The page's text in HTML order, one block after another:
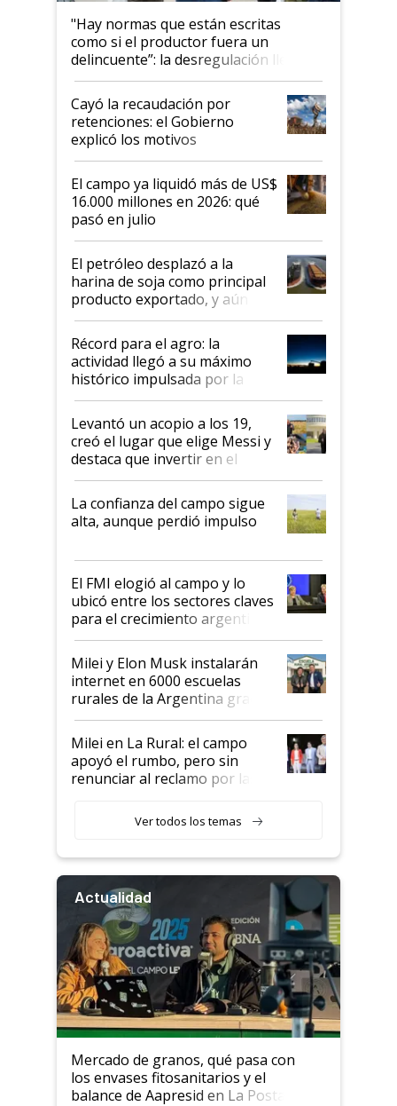
"Hay normas que están escritas
como si el productor fuera un
delincuente”: la desregulación llegó
al Congreso Aapresid y hasta se
habló del financiamiento al IPCVA
Cayó la recaudación por
retenciones: el Gobierno
explicó los motivos
El campo ya liquidó más de US$
16.000 millones en 2026: qué
pasó en julio
El petróleo desplazó a la
harina de soja como principal
producto exportado, y aún así
el agro aportó casi seis de cada
diez dólares y sostuvo el
liderazgo en un semestre
récord
Récord para el agro: la
actividad llegó a su máximo
histórico impulsada por la
cosecha y las exportaciones
Levantó un acopio a los 19,
creó el lugar que elige Messi y
destaca que invertir en el
kirchnerismo era como "darle
plata a un hijo para droga":
Juan Félix Rossetti, el libertario
que de una dura crisis salió
de Milei
La confianza del campo sigue
alta, aunque perdió impulso
El FMI elogió al campo y lo
ubicó entre los sectores claves
para el crecimiento argentino
Milei y Elon Musk instalarán
internet en 6000 escuelas
rurales de la Argentina gracias
a un acuerdo con Starlink
Milei en La Rural: el campo
apoyó el rumbo, pero sin
renunciar al reclamo por las
Ver todos los temas
Actualidad
Mercado de granos, qué pasa con
los envases fitosanitarios y el
balance de Aapresid en La Posta